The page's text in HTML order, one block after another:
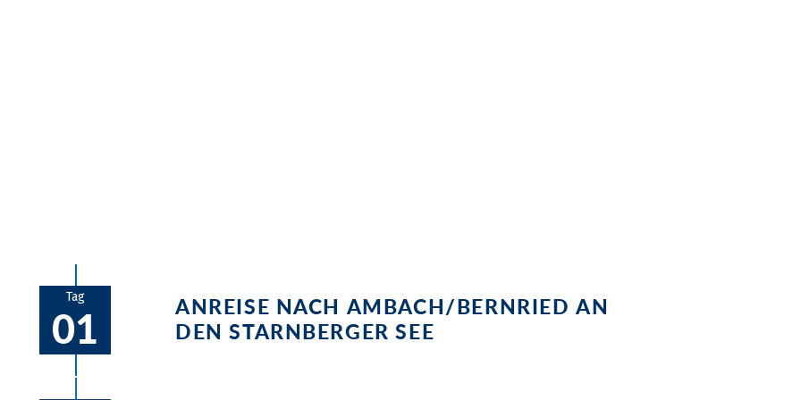
Tag
01
ANREISE NACH AMBACH/BERNRIED AN
DEN STARNBERGER SEE